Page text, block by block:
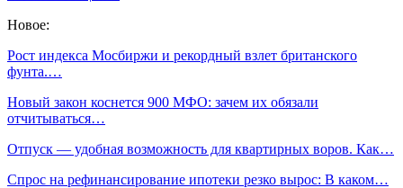
Новое:
Рост индекса Мосбиржи и рекордный взлет британского
фунта.…
Новый закон коснется 900 МФО: зачем их обязали
отчитываться…
Отпуск — удобная возможность для квартирных воров. Как…
Спрос на рефинансирование ипотеки резко вырос: В каком…